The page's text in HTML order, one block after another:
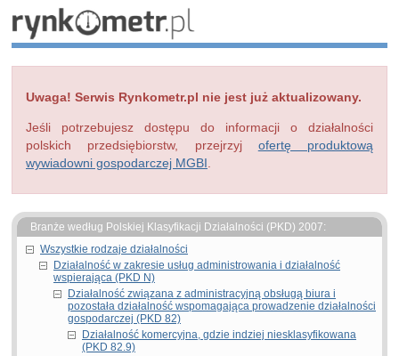
Uwaga! Serwis Rynkometr.pl nie jest już aktualizowany.
Jeśli potrzebujesz dostępu do informacji o działalności
polskich przedsiębiorstw, przejrzyj ofertę produktową
wywiadowni gospodarczej MGBI
Branże według Polskiej Klasyfikacji Działalności (PKD) 2007:
Wszystkie rodzaje działalności
Działalność w zakresie usług administrowania i działalność
wspierająca (PKD N)
Działalność związana z administracyjną obsługą biura i
pozostała działalność wspomagająca prowadzenie działalności
gospodarczej (PKD 82)
Działalność komercyjna, gdzie indziej niesklasyfikowana
(PKD 82.9)